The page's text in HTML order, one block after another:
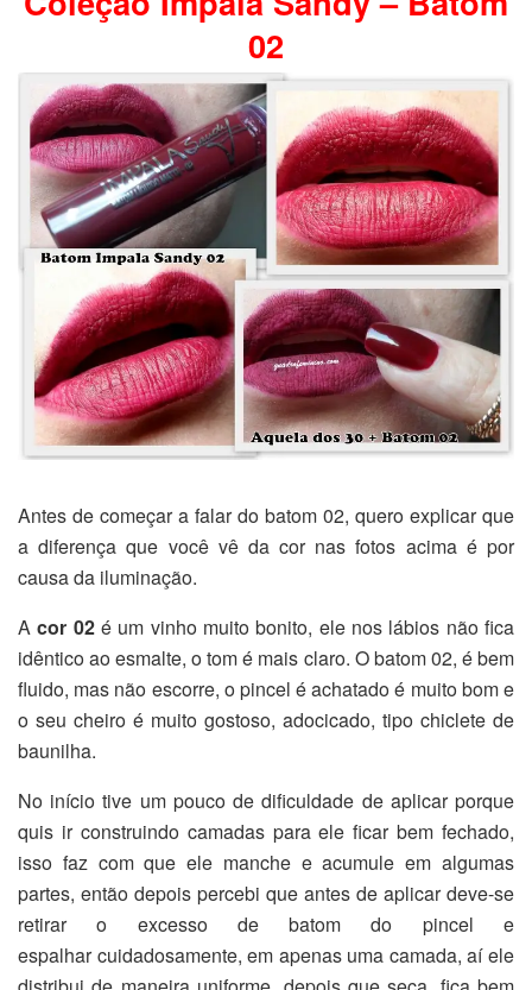
02
Antes de começar a falar do batom 02, quero explicar que
a diferença que você vê da cor nas fotos acima é por
causa da iluminação.
Acor 02é um vinho muito bonito, ele nos lábios não fica
idêntico ao esmalte, o tom é mais claro. O batom 02, é bem
fluido, mas não escorre, o pincel é achatado é muito bom e
o seu cheiro é muito gostoso, adocicado, tipo chiclete de
baunilha.
No início tive um pouco de dificuldade de aplicar porque
quis ir construindo camadas para ele ficar bem fechado,
isso faz com que ele manche e acumule em algumas
partes, então depois percebi que antes de aplicar deve-se
retirar o excesso de batom do pincel e
espalhar cuidadosamente, em apenas uma camada, aí ele